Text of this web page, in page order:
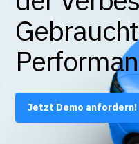
Jetzt Demo anfordern!